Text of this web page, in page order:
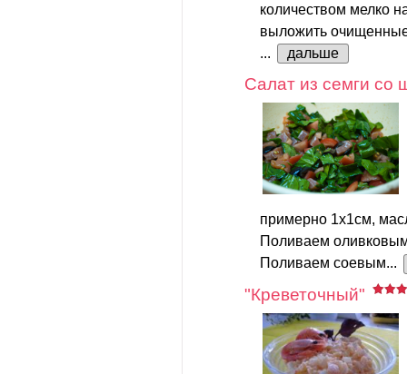
количеством мелко
выложить очищенные
...
дальше
Салат из семги со
примерно 1х1см,
Поливаем
Поливаем соевым...
"Креветочный"